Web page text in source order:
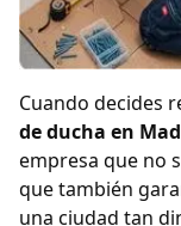
Cuando decides
de ducha en
empresa que no
que también
una ciudad tan